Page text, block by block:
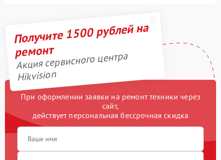
Получите 1500 рублей на
ремонт
Акция сервисного центра
Hikvision
При оформлении заявки на ремонт техники через
сайт,
действует персональная бессрочная скидка